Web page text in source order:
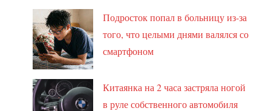
Подросток попал в больницу из-за
того, что целыми днями валялся со
смартфоном
Китаянка на 2 часа застряла ногой
в руле собственного автомобиля